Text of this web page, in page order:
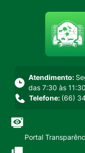
Seção
Atendimento:
das 7:30 às
Telefone: (66)
Portal